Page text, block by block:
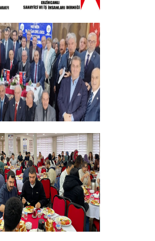
TÜM SEHITLERI ANMA
+
Olağan genel kurulu
+